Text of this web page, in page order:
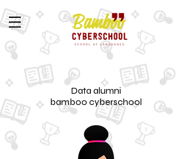
Data alumni
bamboo cyberschool